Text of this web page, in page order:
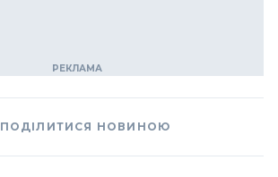
ПОДІЛИТИСЯ НОВИНОЮ